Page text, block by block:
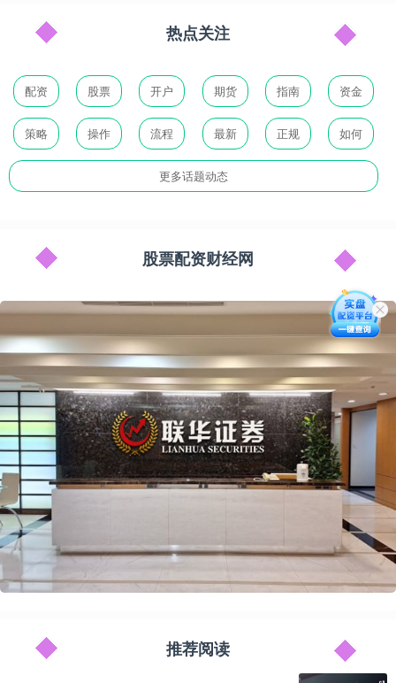
热点关注
配资 股票 开户 期货 指南 资金
策略 操作 流程 最新 正规 如何
更多话题动态
股票配资财经网
推荐阅读